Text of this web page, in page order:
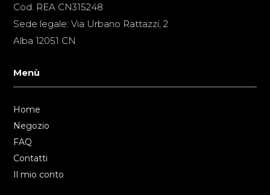
Cod. REA CN315248
Sede legale: Via Urbano Rattazzi, 2
Alba 12051 CN
Menù
Home
Negozio
FAQ
Contatti
Il mio conto